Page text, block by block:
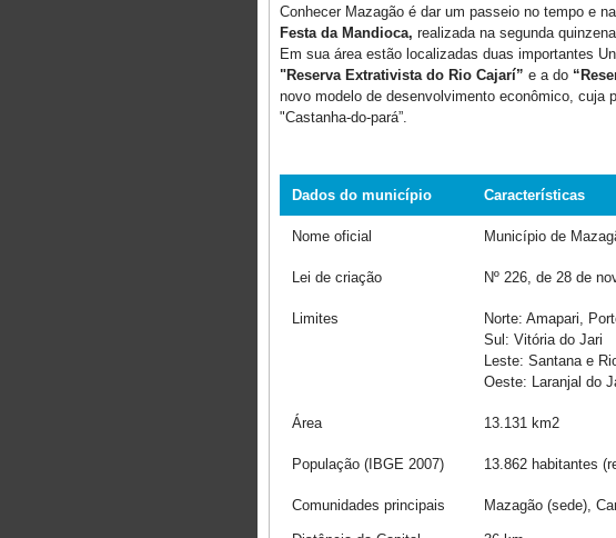
Conhecer Mazagão é dar um passeio no tempo e
Festa da Mandioca, realizada na segunda
Em sua área estão localizadas duas importantes
"Reserva Extrativista do Rio Cajarí” e a do “
novo modelo de desenvolvimento econômico, cuja
"Castanha-do-pará”.
Dados do município Características
Nome oficial Município de
Lei de criação Nº 226, de 28 de
Limites
Norte: Amapari,
Sul: Vitória do Jari
Leste: Santana e
Oeste: Laranjal do
Área 13.131 km2
População (IBGE 2007) 13.862 habitantes
Comunidades principais Mazagão (sede),